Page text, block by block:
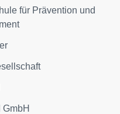
für Prävention und